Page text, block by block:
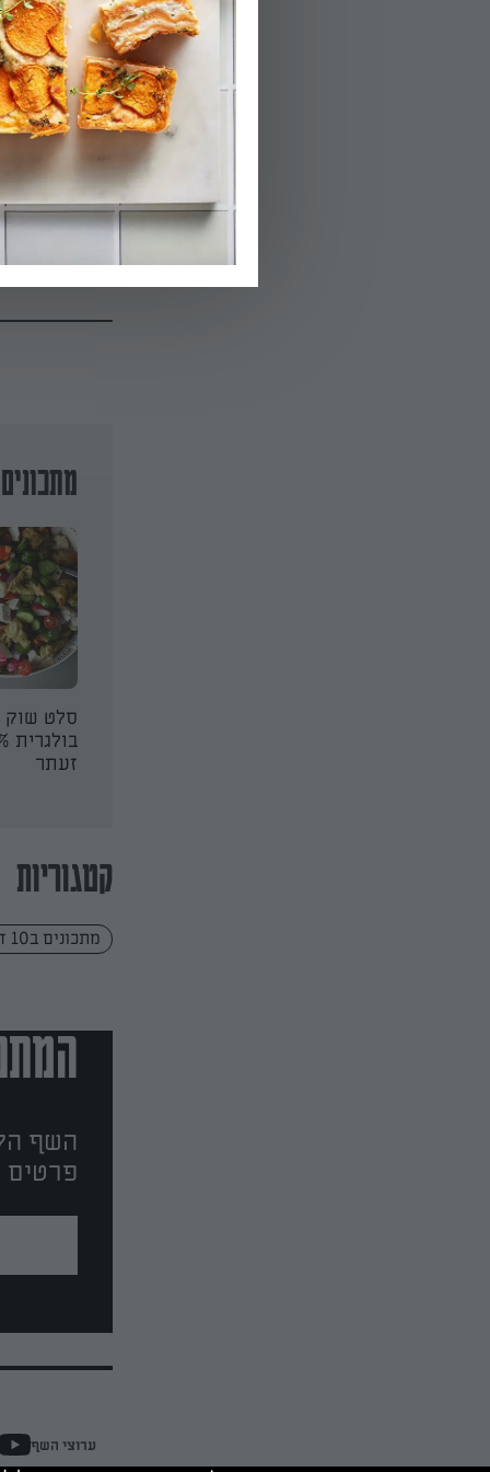
01.
שוטפים את
02.
מוסיפים את
03.
מגישים לצד
סלט שוק
זעתר
קטגוריות
מתכונים ב10 דקות
השף
פרטים
ערוצי השף